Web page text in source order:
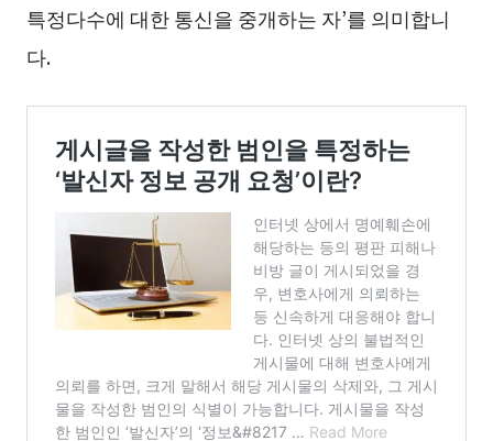
특정다수에 대한 통신을 중개하는 자’를 의미합니
다.